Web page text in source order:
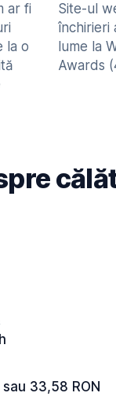
ar fi
la o
Site-ul
închirieri
lume la
Awards
33,58 RON